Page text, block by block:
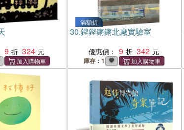
9 324
滿額折
30.鏗鏗鏘鏘北廠實驗室
優惠價： 9 342
庫存：1